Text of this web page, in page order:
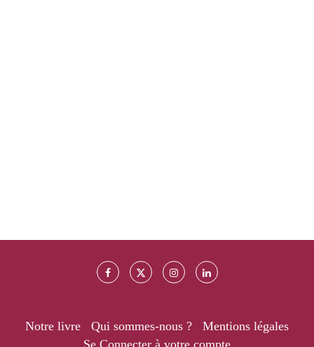
Notre livre Qui sommes-nous ?
Mentions légales
Se Connecter à votre compte